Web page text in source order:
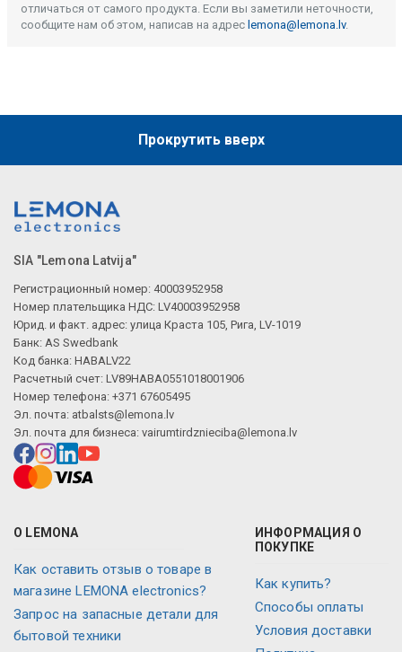
отличаться от самого продукта. Если вы заметили неточности,
сообщите нам об этом, написав на адрес lemona@lemona.lv.
Прокрутить вверх
SIA "Lemona Latvija"
Регистрационный номер: 40003952958
Номер плательщика НДС: LV40003952958
Юрид. и факт. адрес: улица Краста 105, Рига, LV-1019
Банк: AS Swedbank
Код банка: HABALV22
Расчетный счет: LV89HABA0551018001906
Номер телефона: +371 67605495
Эл. почта: atbalsts@lemona.lv
Эл. почта для бизнеса: vairumtirdznieciba@lemona.lv
О LEMONA
Как оставить отзыв о товаре в
магазине LEMONA electronics?
Запрос на запасные детали для
бытовой техники
ИНФОРМАЦИЯ О
ПОКУПКЕ
Как купить?
Способы оплаты
Условия доставки